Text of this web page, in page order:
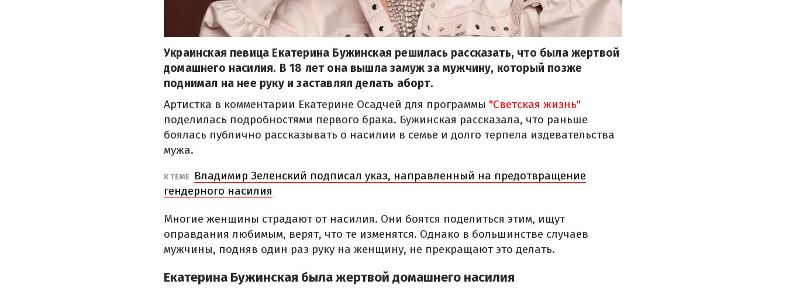
Украинская певица Екатерина Бужинская решилась рассказать, что была жертвой
домашнего насилия. В 18 лет она вышла замуж за мужчину, который позже
поднимал на нее руку и заставлял делать аборт.
Артистка в комментарии Екатерине Осадчей для программы "Светская жизнь"
поделилась подробностями первого брака. Бужинская рассказала, что раньше
боялась публично рассказывать о насилии в семье и долго терпела издевательства
мужа.
К ТЕМЕ
Владимир Зеленский подписал указ, направленный на предотвращение
гендерного насилия
Многие женщины страдают от насилия. Они боятся поделиться этим, ищут
оправдания любимым, верят, что те изменятся. Однако в большинстве случаев
мужчины, подняв один раз руку на женщину, не прекращают это делать.
Екатерина Бужинская была жертвой домашнего насилия